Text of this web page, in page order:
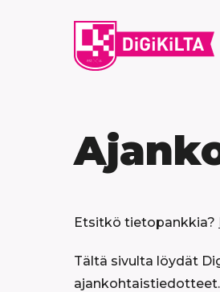
Etsitkö tietopankkia?
Tältä sivulta löydät